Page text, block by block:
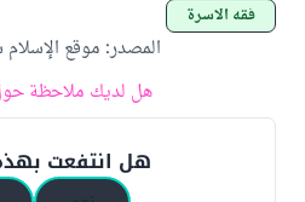
فقه الأسرة
المصدر: موقع
هل لديك ملاحظة
هل انتفعت بهذه